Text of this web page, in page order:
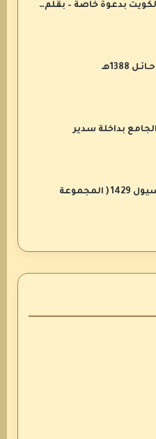
بدعوة خاصة – بقلم…
1388هـ
بداخلة سدير
صور من سيول 1429 ( المجموعة